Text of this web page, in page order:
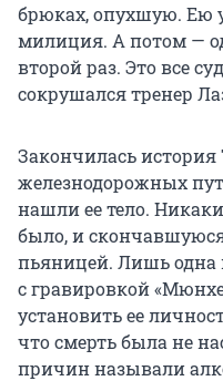
брюках, опухшую. Ею
милиция. А потом —
второй раз. Это все
сокрушался тренер
Закончилась
железнодорожных
нашли ее тело.
было, и
пьяницей. Лишь одна
с гравировкой
установить ее
что смерть была не
причин называли